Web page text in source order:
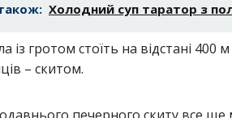
Холодний суп таратор з
із гротом стоїть на відстані 400
– скитом.